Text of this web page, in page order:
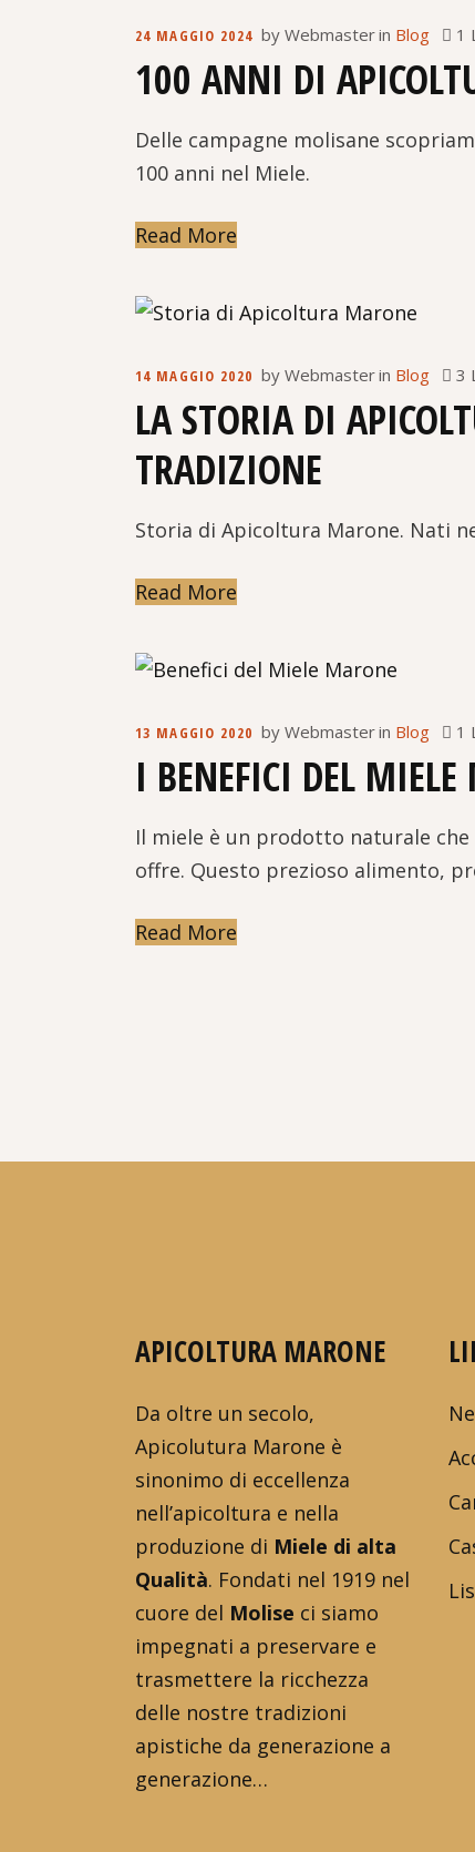
24 MAGGIO 2024 by Webmasterin Blog 1
100 ANNI DI
Delle campagne molisane
100 anni nel Miele.
Read More
14 MAGGIO 2020 by Webmasterin Blog 3
LA STORIA DI
TRADIZIONE
Storia di Apicoltura Marone. Nati
Read More
13 MAGGIO 2020 by Webmasterin Blog 1
I BENEFICI DEL MIELE
Il miele è un prodotto naturale
offre. Questo prezioso alimento,
Read More
APICOLTURA MARONE
Da oltre un secolo,
Apicolutura Marone è
sinonimo di eccellenza
nell’apicoltura e nella
produzione di Miele di alta
Qualità. Fondati nel 1919 nel
cuore del Molise ci siamo
impegnati a preservare e
trasmettere la ricchezza
delle nostre tradizioni
apistiche da generazione a
generazione…